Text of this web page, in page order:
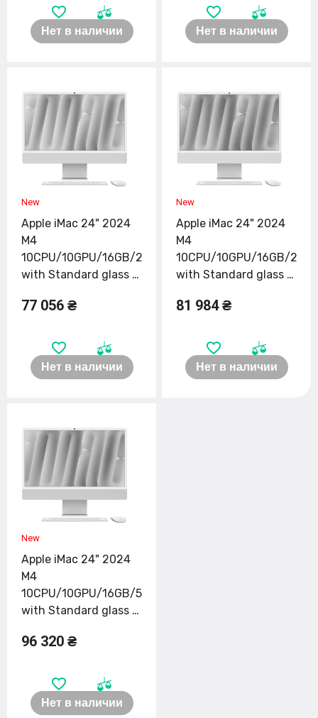
Нет в наличии Нет в наличии
Apple iMac 24" 2024
M4
10CPU/10GPU/16GB/256GB
with Standard glass -
77 056 ₴
Нет в наличии
Apple iMac 24" 2024
M4
10CPU/10GPU/16GB/
with Standard glass -
81 984 ₴
Нет в наличии
Apple iMac 24" 2024
M4
10CPU/10GPU/16GB/512GB
with Standard glass -
96 320 ₴
Нет в наличии